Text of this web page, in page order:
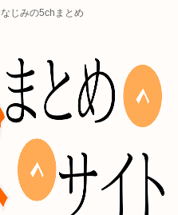
じみの5chまとめ